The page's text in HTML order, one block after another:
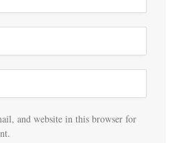
and website in this browser for